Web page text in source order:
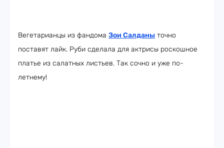
Вегетарианцы из фандома Зои Салданы точно
поставят лайк. Руби сделала для актрисы роскошное
платье из салатных листьев. Так сочно и уже по-
летнему!